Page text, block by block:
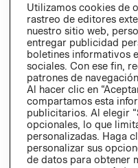
Utilizamos cookies de
rastreo de editores
nuestro sitio web,
entregar publicidad
boletines informativos
sociales. Con ese fin,
patrones de
Al hacer clic en
compartamos esta
publicitarios. Al elegir
opcionales, lo que
personalizadas. Haga
personalizar sus
de datos para obtener